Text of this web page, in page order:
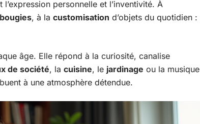
l’expression personnelle et l’inventivité. À
, à la customisation d’objets du quotidien :
âge. Elle répond à la curiosité, canalise
de société, la cuisine, le jardinage ou la
à une atmosphère détendue.